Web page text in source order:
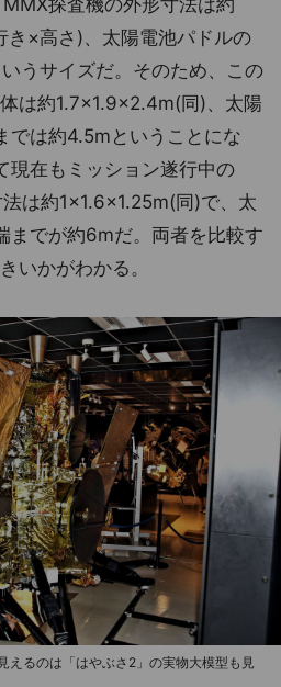
×高さ)、太陽電池パドルの
うサイズだ。そのため、この
は約1.7×1.9×2.4m(同)、太陽
では約4.5mということにな
現在もミッション遂行中の
法は約1×1.6×1.25m(同)で、太
までが約6mだ。両者を比較す
いかがわかる。
えるのは「はやぶさ2」の実物大模型も見